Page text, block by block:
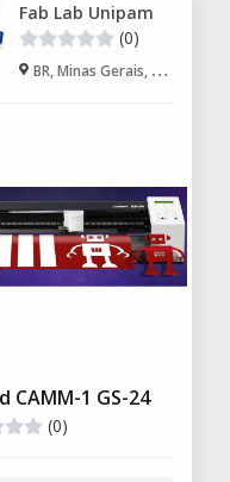
Fab Lab Unipam
(0)
BR, Minas Gerais, Patos de Minas
CAMM-1 GS-24
(0)